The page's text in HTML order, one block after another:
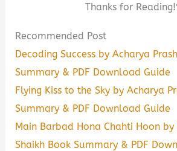
Thanks for
Recommended Post
Decoding Success by Acharya
Summary & PDF Download Guide
Flying Kiss to the Sky by Acharya
Summary & PDF Download Guide
Main Barbad Hona Chahti Hoon
Shaikh Book Summary & PDF